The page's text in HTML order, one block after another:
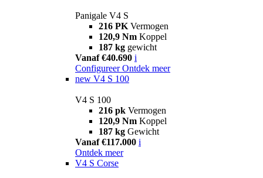
Panigale V4 S
216 PK Vermogen
120,9 Nm Koppel
187 kg gewicht
Vanaf €40.690 i
Configureer Ontdek meer
new V4 S 100
V4 S 100
216 pk Vermogen
120,9 Nm Koppel
187 kg Gewicht
Vanaf €117.000 i
Ontdek meer
V4 S Corse